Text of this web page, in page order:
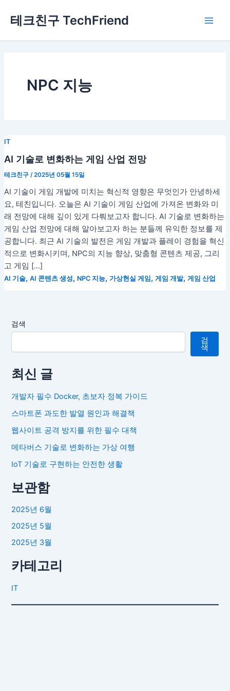
로
테크친구 TechFriend
NPC 지능
IT
AI 기술로 변화하는 게임 산업 전망
테크친구 /2025년 05월 15일
AI 기술이 게임 개발에 미치는 혁신적 영향은 무엇인가 안녕하세
요, 테친입니다. 오늘은 AI 기술이 게임 산업에 가져온 변화와 미
래 전망에 대해 깊이 있게 다뤄보고자 합니다. AI 기술로 변화하는
게임 산업 전망에 대해 알아보고자 하는 분들께 유익한 정보를 제
공합니다. 최근 AI 기술의 발전은 게임 개발과 플레이 경험을 혁신
적으로 변화시키며, NPC의 지능 향상, 맞춤형 콘텐츠 제공, 그리
고 게임 […]
AI 기술, AI 콘텐츠 생성, NPC 지능, 가상현실 게임 , 게임 개발, 게임 산업
검색
검
색
최신 글
개발자 필수 Docker, 초보자 정복 가이드
스마트폰 과도한 발열 원인과 해결책
웹사이트 공격 방지를 위한 필수 대책
메타버스 기술로 변화하는 가상 여행
IoT 기술로 구현하는 안전한 생활
보관함
2025년 6월
2025년 5월
2025년 3월
카테고리
IT